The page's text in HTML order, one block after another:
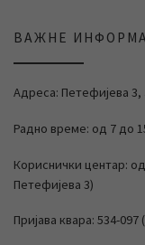
ВАЖНЕ
Адреса: Петефијева
Радно време: од 7 до
Кориснички центар:
Петефијева 3)
Пријава квара: 534-097